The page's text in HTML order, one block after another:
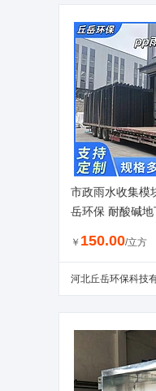
市政雨水收集模
岳环保 耐酸碱
￥ 150.00/立方